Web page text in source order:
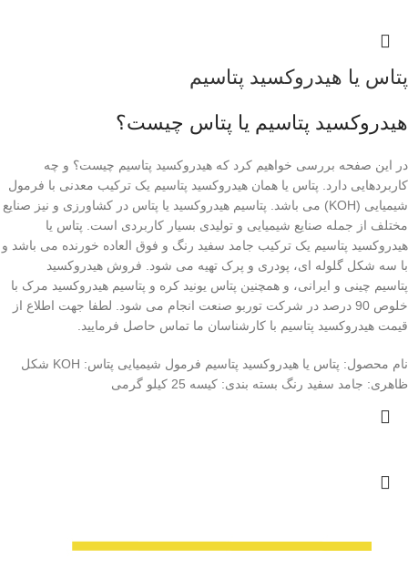
پتاس یا هیدروکسید پتاسیم
هیدروکسید پتاسیم یا پتاس چیست؟
در این صفحه بررسی خواهیم کرد که هیدروکسید پتاسیم چیست؟ و چه
کاربردهایی دارد. پتاس یا همان هیدروکسید پتاسیم یک ترکیب معدنی با فرمول
شیمیایی (KOH) می باشد. پتاسیم هیدروکسید یا پتاس در کشاورزی و نیز صنایع
مختلف از جمله صنایع شیمیایی و تولیدی بسیار کاربردی است. پتاس یا
هیدروکسید پتاسیم یک ترکیب جامد سفید رنگ و فوق العاده خورنده می باشد و
با سه شکل گلوله ای، پودری و پرک تهیه می شود. فروش هیدروکسید
پتاسیم چینی و ایرانی، و همچنین پتاس یونید کره و پتاسیم هیدروکسید مرک با
خلوص 90 درصد
در شرکت توربو صنعت انجام می شود. لطفا جهت اطلاع از
قیمت هیدروکسید پتاسیم با کارشناسان ما تماس حاصل فرمایید.
نام محصول: پتاس یا هیدروکسید پتاسیم فرمول شیمیایی پتاس:
شکل
ظاهری: جامد سفید رنگ بسته بندی: کیسه 25 کیلو گرمی